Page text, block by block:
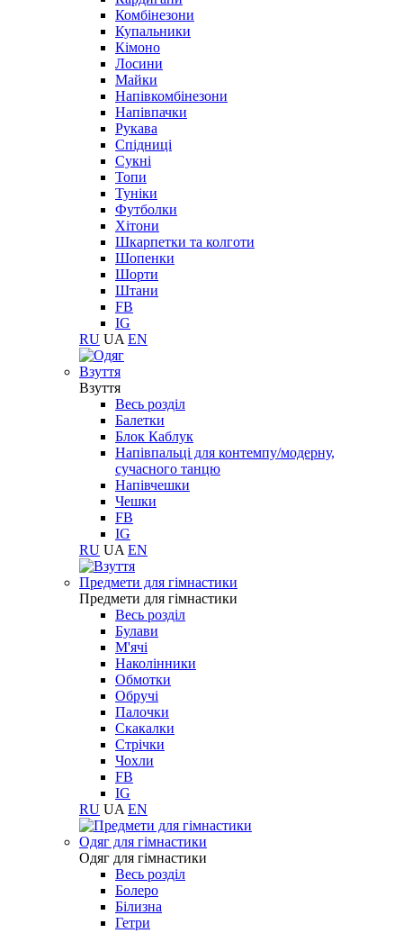
Комбінезони
Купальники
Кімоно
Лосини
Майки
Напівкомбінезони
Напівпачки
Рукава
Спідниці
Сукні
Топи
Туніки
Футболки
Хітони
Шкарпетки та колготи
Шопенки
Шорти
Штани
FB
IG
RU UA EN
Взуття
Взуття
Весь розділ
Балетки
Блок Каблук
Напівпальці для контемпу/модерну,
сучасного танцю
Напівчешки
Чешки
FB
IG
RU UA EN
Предмети для гімнастики
Предмети для гімнастики
Весь розділ
Булави
М'ячі
Наколінники
Обмотки
Обручі
Палочки
Скакалки
Стрічки
Чохли
FB
IG
RU UA EN
Одяг для гімнастики
Одяг для гімнастики
Весь розділ
Болеро
Білизна
Гетри